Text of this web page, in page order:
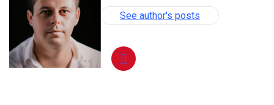
See author's posts